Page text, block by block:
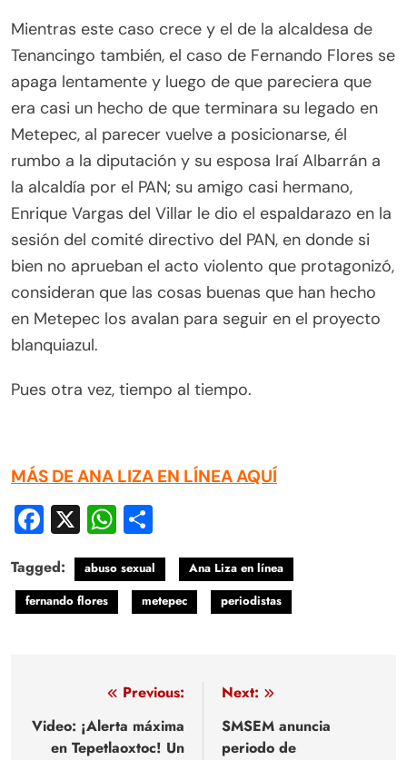
Mientras este caso crece y el de la alcaldesa de
Tenancingo también, el caso de Fernando Flores se
apaga lentamente y luego de que pareciera que
era casi un hecho de que terminara su legado en
Metepec, al parecer vuelve a posicionarse, él
rumbo a la diputación y su esposa Iraí Albarrán a
la alcaldía por el PAN; su amigo casi hermano,
Enrique Vargas del Villar le dio el espaldarazo en la
sesión del comité directivo del PAN, en donde si
bien no aprueban el acto violento que protagonizó,
consideran que las cosas buenas que han hecho
en Metepec los avalan para seguir en el proyecto
blanquiazul.
Pues otra vez, tiempo al tiempo.
MÁS DE ANA LIZA EN LÍNEA AQUÍ
Facebook
X WhatsApp
Tagged: abuso sexual
Ana Liza en línea
fernando flores
metepec periodistas
Navegación
de
Previous:
Video: ¡Alerta máxima
en Tepetlaoxtoc! Un
Next:
SMSEM anuncia
periodo de